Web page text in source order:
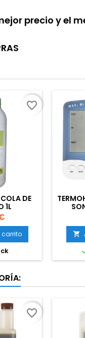
precio y el
DE
1L
carrito
favorite_border

favorite_border